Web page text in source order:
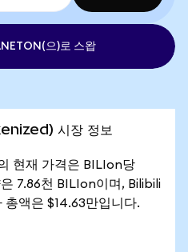
으)로 스왑
시장 정보
현재 가격은 BILIon당
7.86천 BILIon이며, Bilibili
액은 $14.63만입니다.